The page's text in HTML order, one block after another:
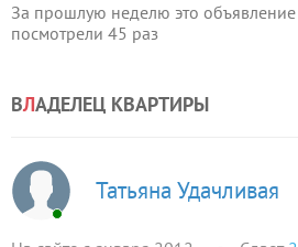
За прошлую неделю это объявление
посмотрели 45 раз
ВЛАДЕЛЕЦ КВАРТИРЫ
Татьяна Удачливая